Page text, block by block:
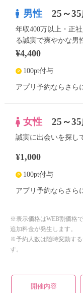
男性 25～
年収400万以上・正
る誠実で爽やかな男
¥4,400
100pt付与
アプリ予約ならさら
女性 25～
誠実に出会いを探し
¥1,000
100pt付与
アプリ予約ならさら
※表示価格はWEB割価格
追加料金が発生します。
※予約人数は随時変動す
す。
開催内容